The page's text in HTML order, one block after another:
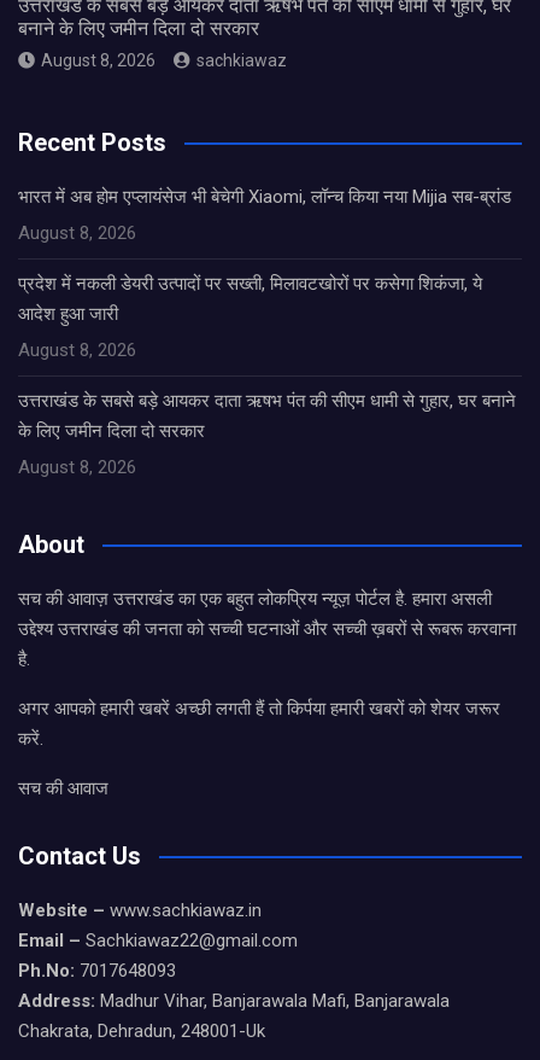
उत्तराखंड के सबसे बड़े आयकर दाता ऋषभ पंत की सीएम धामी से गुहार, घर
बनाने के लिए जमीन दिला दो सरकार
August 8, 2026 sachkiawaz
Recent Posts
भारत में अब होम एप्लायंसेज भी बेचेगी Xiaomi, लॉन्च किया नया Mijia सब-ब्रांड
August 8, 2026
प्रदेश में नकली डेयरी उत्पादों पर सख्ती, मिलावटखोरों पर कसेगा शिकंजा, ये
आदेश हुआ जारी
August 8, 2026
उत्तराखंड के सबसे बड़े आयकर दाता ऋषभ पंत की सीएम धामी से गुहार, घर बनाने
के लिए जमीन दिला दो सरकार
August 8, 2026
About
सच की आवाज़ उत्तराखंड का एक बहुत लोकप्रिय न्यूज़ पोर्टल है. हमारा असली
उद्देश्य उत्तराखंड की जनता को सच्ची घटनाओं और सच्ची ख़बरों से रूबरू करवाना
है.
अगर आपको हमारी खबरें अच्छी लगती हैं तो किर्पया हमारी खबरों को शेयर जरूर
करें.
सच की आवाज
Contact Us
Website – www.sachkiawaz.in
Email – Sachkiawaz22@gmail.com
Ph.No: 7017648093
Address: Madhur Vihar, Banjarawala Mafi, Banjarawala
Chakrata, Dehradun, 248001-Uk